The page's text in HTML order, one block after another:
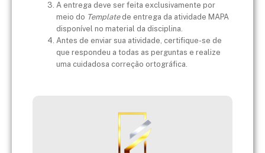
A entrega deve ser feita exclusivamente por
meio do Template de entrega da atividade MAPA
disponível no material da disciplina.
Antes de enviar sua atividade, certifique-se de
que respondeu a todas as perguntas e realize
uma cuidadosa correção ortográfica.